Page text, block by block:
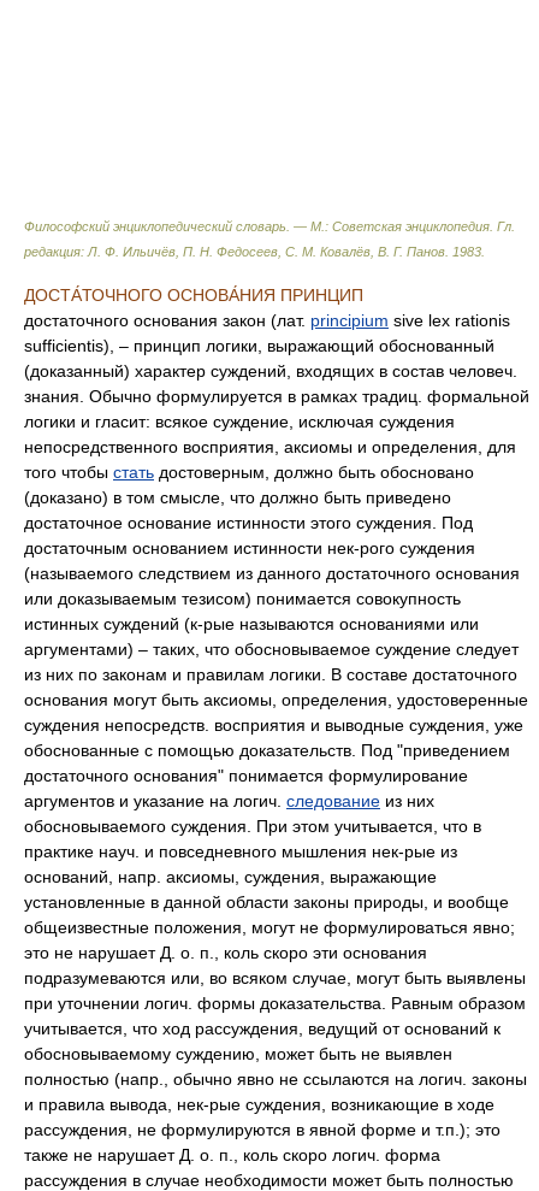
Философский энциклопедический словарь. — М.: Советская энциклопедия Гл.
редакция: Л. Ф. Ильичёв, П. Н. Федосеев, С. М. Ковалёв, В. Г. Панов 1983
ДОСТА́ТОЧНОГО ОСНОВА́НИЯ ПРИНЦИП
достаточного основания закон (лат. principium sive lex rationis
sufficientis), – принцип логики, выражающий обоснованный
(доказанный) характер суждений, входящих в состав человеч.
знания. Обычно формулируется в рамках традиц. формальной
логики и гласит: всякое суждение, исключая суждения
непосредственного восприятия, аксиомы и определения, для
того чтобы стать достоверным, должно быть обосновано
(доказано) в том смысле, что должно быть приведено
достаточное основание истинности этого суждения. Под
достаточным основанием истинности нек-рого суждения
(называемого следствием из данного достаточного основания
или доказываемым тезисом) понимается совокупность
истинных суждений (к-рые называются основаниями или
аргументами) – таких, что обосновываемое суждение следует
из них по законам и правилам логики. В составе достаточного
основания могут быть аксиомы, определения, удостоверенные
суждения непосредств. восприятия и выводные суждения, уже
обоснованные с помощью доказательств. Под "приведением
достаточного основания" понимается формулирование
аргументов и указание на логич. следование из них
обосновываемого суждения. При этом учитывается, что в
практике науч. и повседневного мышления нек-рые из
оснований, напр. аксиомы, суждения, выражающие
установленные в данной области законы природы, и вообще
общеизвестные положения, могут не формулироваться явно;
это не нарушает Д. о. п., коль скоро эти основания
подразумеваются или, во всяком случае, могут быть выявлены
при уточнении логич. формы доказательства. Равным oбразом
учитывается, что ход рассуждения, ведущий от оснований к
обосновываемому суждению, может быть не выявлен
полностью (напр., обычно явно не ссылаются на логич. законы
и правила вывода, нек-рые суждения, возникающие в ходе
рассуждения, не формулируются в явной форме и т.п.); это
также не нарушает Д. о. п., коль скоро логич. форма
рассуждения в случае необходимости может быть полностью